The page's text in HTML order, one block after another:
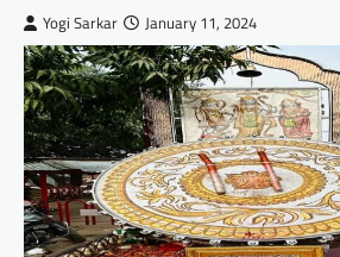
Yogi Sarkar January 11, 2024